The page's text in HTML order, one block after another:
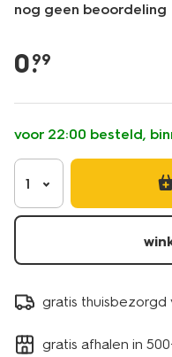
nog geen beoordeling
cadeau/versiering/
letter-
30cm-
goud-
14260041.html
0.
99
voor 22:00 besteld,
1
gratis thuisbezorgd
gratis afhalen in